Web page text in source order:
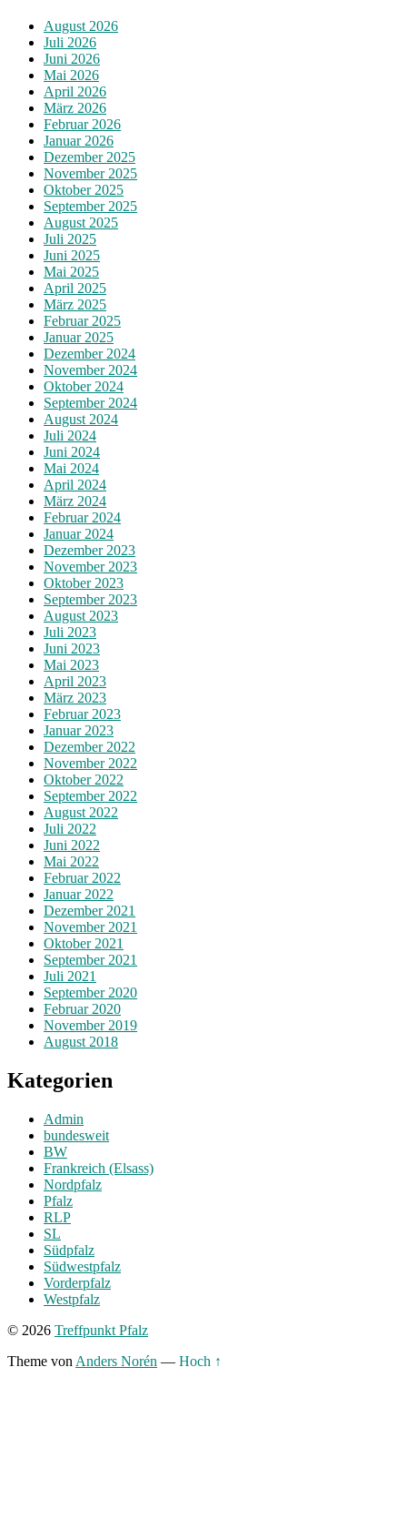
August 2026
Juli 2026
Juni 2026
Mai 2026
April 2026
März 2026
Februar 2026
Januar 2026
Dezember 2025
November 2025
Oktober 2025
September 2025
August 2025
Juli 2025
Juni 2025
Mai 2025
April 2025
März 2025
Februar 2025
Januar 2025
Dezember 2024
November 2024
Oktober 2024
September 2024
August 2024
Juli 2024
Juni 2024
Mai 2024
April 2024
März 2024
Februar 2024
Januar 2024
Dezember 2023
November 2023
Oktober 2023
September 2023
August 2023
Juli 2023
Juni 2023
Mai 2023
April 2023
März 2023
Februar 2023
Januar 2023
Dezember 2022
November 2022
Oktober 2022
September 2022
August 2022
Juli 2022
Juni 2022
Mai 2022
Februar 2022
Januar 2022
Dezember 2021
November 2021
Oktober 2021
September 2021
Juli 2021
September 2020
Februar 2020
November 2019
August 2018
Kategorien
Admin
bundesweit
BW
Frankreich (Elsass)
Nordpfalz
Pfalz
RLP
SL
Südpfalz
Südwestpfalz
Vorderpfalz
Westpfalz
© 2026 Treffpunkt Pfalz
Theme von Anders Norén — Hoch ↑